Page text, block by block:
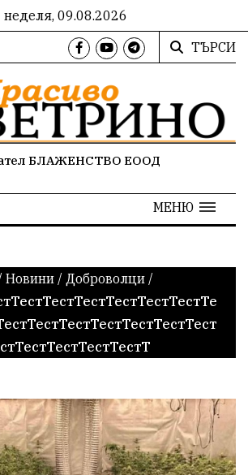
неделя, 09.08.2026
ТЪРСИ
БЛАЖЕНСТВО ЕООД
МЕНЮ
Новини / Доброволци /